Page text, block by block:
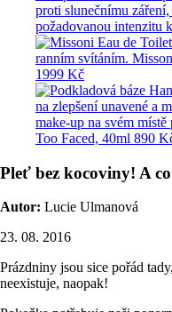
Pleť bez kocoviny! A
Autor: Lucie Ulmanová
23. 08. 2016
Prázdniny jsou sice pořád
neexistuje, naopak!